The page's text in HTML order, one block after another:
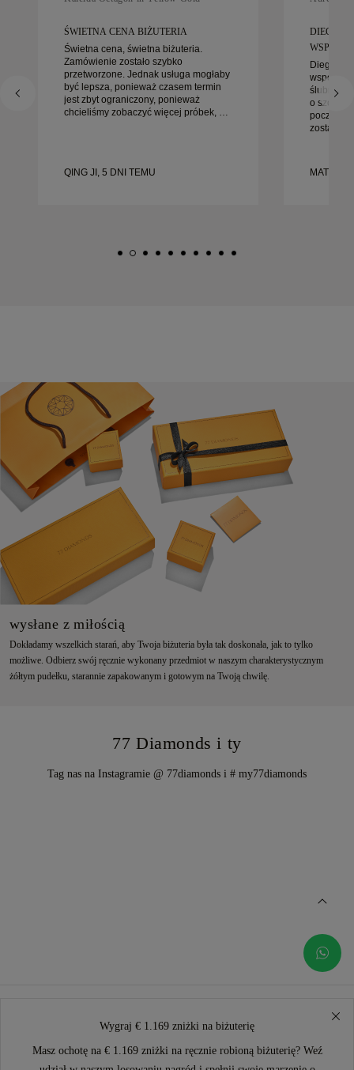
ŚWIETNA CENA BIŻUTERIA
Świetna cena, świetna biżuteria.
Zamówienie zostało szybko
przetworzone. Jednak usługa mogłaby
być lepsza, ponieważ czasem termin
jest zbyt ograniczony, ponieważ
chcieliśmy zobaczyć więcej próbek, ale
QING JI, 5 DNI TEMU
DIEGO
Diego
ślubnych.
o
początku
został
wysłane z miłością
Dokładamy wszelkich starań, aby Twoja biżuteria była tak doskonała, jak to tylko
możliwe. Odbierz swój ręcznie wykonany przedmiot w naszym charakterystycznym
żółtym pudełku, starannie zapakowanym i gotowym na Twoją chwilę.
77 Diamonds i ty
Tag nas na Instagramie @ 77diamonds i # my77diamonds
Wygraj € 1.169 zniżki na biżuterię
Masz ochotę na € 1.169 zniżki na ręcznie robioną biżuterię? Weź